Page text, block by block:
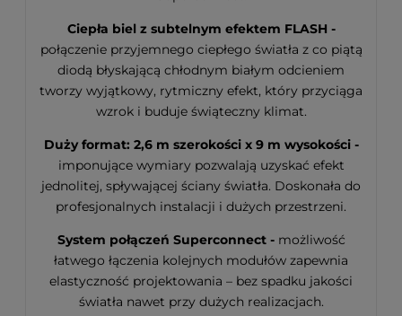
Ciepła biel z subtelnym efektem FLASH -
połączenie przyjemnego ciepłego światła z co piątą
diodą błyskającą chłodnym białym odcieniem
tworzy wyjątkowy, rytmiczny efekt, który przyciąga
wzrok i buduje świąteczny klimat.
Duży format: 2,6 m szerokości x 9 m wysokości -
imponujące wymiary pozwalają uzyskać efekt
jednolitej, spływającej ściany światła. Doskonała do
profesjonalnych instalacji i dużych przestrzeni.
System połączeń Superconnect - możliwość
łatwego łączenia kolejnych modułów zapewnia
elastyczność projektowania – bez spadku jakości
światła nawet przy dużych realizacjach.